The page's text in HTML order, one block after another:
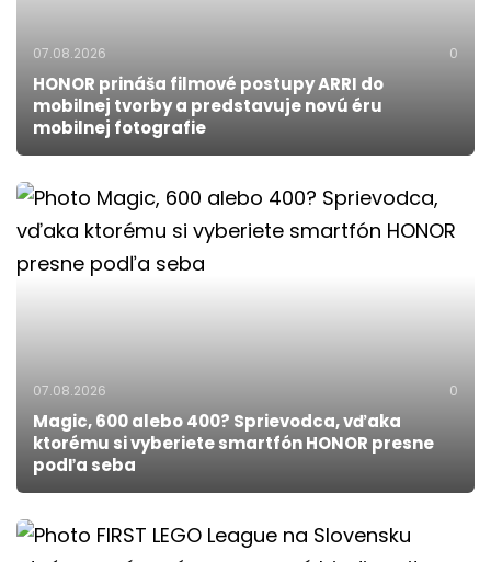
07.08.2026 0
HONOR prináša filmové postupy ARRI do
mobilnej tvorby a predstavuje novú éru
mobilnej fotografie
07.08.2026 0
Magic, 600 alebo 400? Sprievodca, vďaka
ktorému si vyberiete smartfón HONOR presne
podľa seba